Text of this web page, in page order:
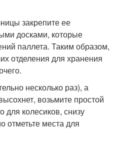
закрепите ее
досками, которые
паллета. Таким образом,
отделения для хранения
несколько раз), а
возьмите простой
для колесиков, снизу
отметьте места для